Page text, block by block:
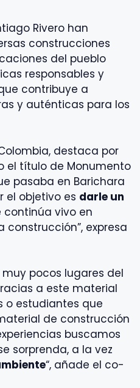
Rivero han
construcciones
del pueblo
responsables y
contribuye a
y auténticas para los
destaca por
el título de Monumento
pasaba en Barichara
el objetivo es darle un
continúa vivo en
expresa
pocos lugares del
a este material
o estudiantes que
de construcción
buscamos
sorprenda, a la vez
“, añade el co-